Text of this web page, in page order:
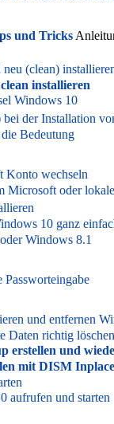
und Tricks
(clean)
installieren
Windows 10
der Installation
Bedeutung
Konto wechseln
Microsoft oder
10 ganz
Windows 8.1
und entfernen
Daten richtig löschen
erstellen und
mit DISM
aufrufen und starten